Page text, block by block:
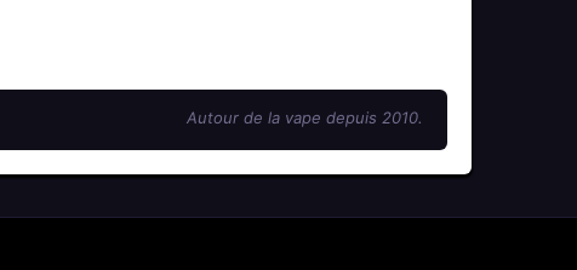
Autour de la vape depuis 2010.